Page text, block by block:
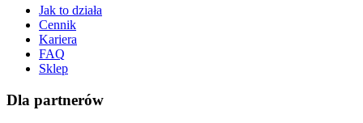
Jak to działa
Cennik
Kariera
FAQ
Sklep
Dla partnerów